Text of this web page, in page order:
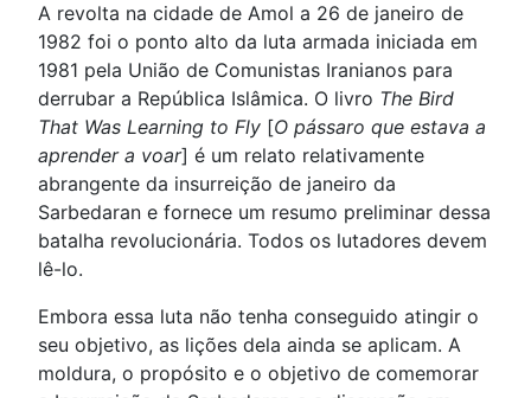
A revolta na cidade de Amol a 26 de janeiro de
1982 foi o ponto alto da luta armada iniciada em
1981 pela União de Comunistas Iranianos para
derrubar a República Islâmica. O livro The Bird
That Was Learning to Fly [O pássaro que estava a
aprender a voar] é um relato relativamente
abrangente da insurreição de janeiro da
Sarbedaran e fornece um resumo preliminar dessa
batalha revolucionária. Todos os lutadores devem
lê-lo.
Embora essa luta não tenha conseguido atingir o
seu objetivo, as lições dela ainda se aplicam. A
moldura, o propósito e o objetivo de comemorar